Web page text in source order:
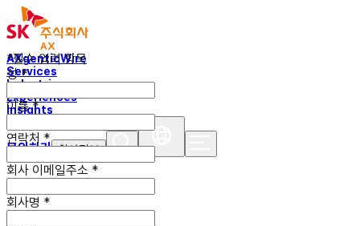
AXgenticWire
Services
Industries
Experiences
Insights
문의하기 회사정보
*필수 입력 항목
성*
이름*
연락처 *
회사 이메일주소 *
회사명 *